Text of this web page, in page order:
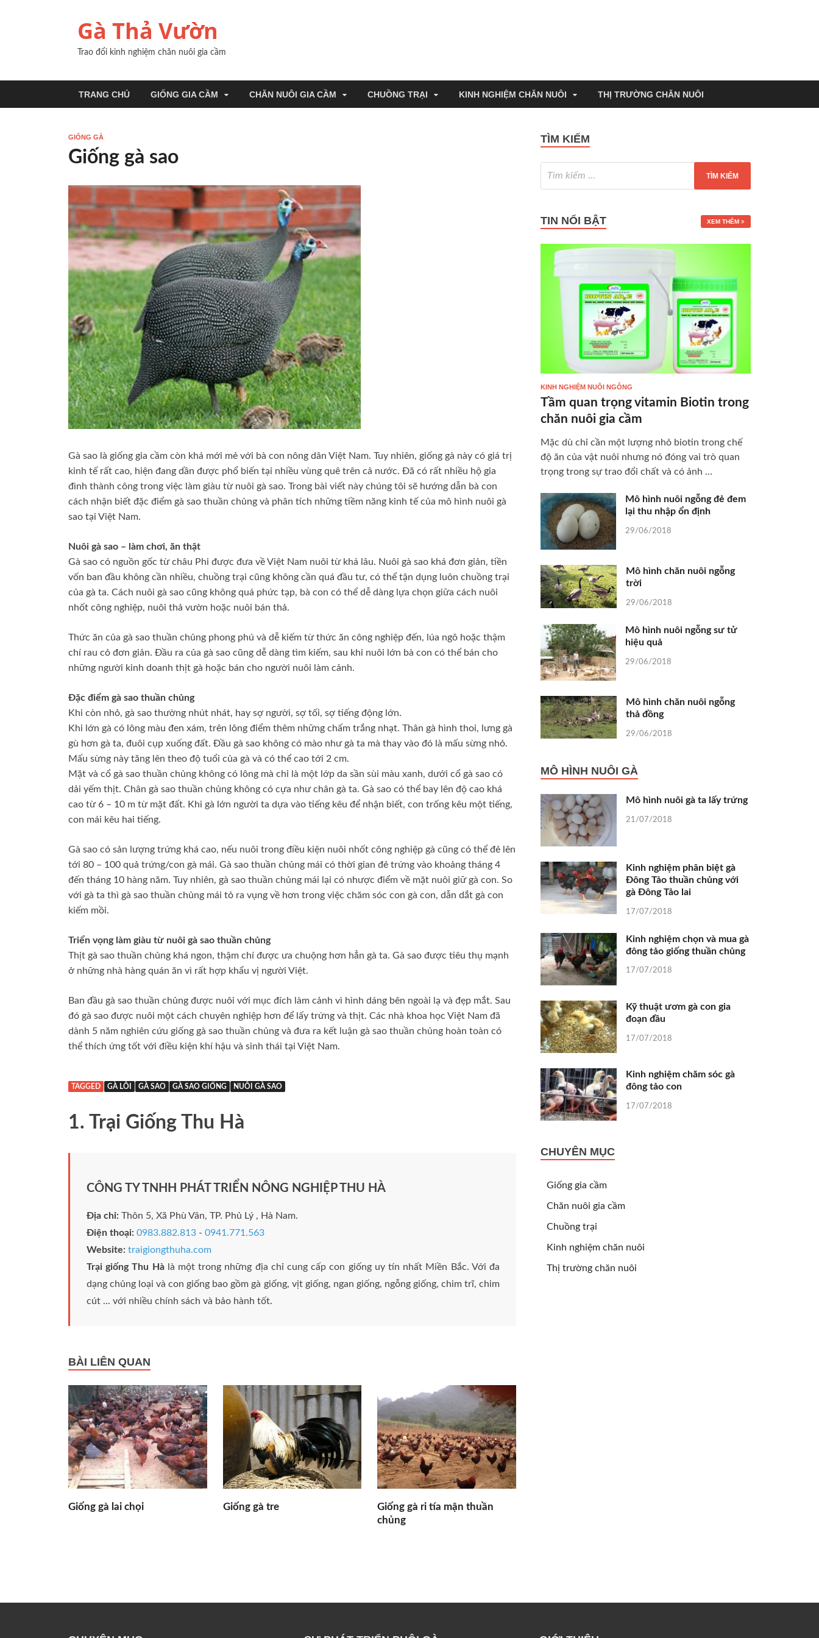
Gà Thả Vườn
Trao đổi kinh nghiệm chăn nuôi gia cầm
TRANG CHỦ GIỐNG GIA CẦM CHĂN NUÔI GIA CẦM CHUỒNG TRẠI KINH NGHIỆM CHĂN NUÔI THỊ TRƯỜNG CHĂN NUÔI
GIỐNG GÀ
Giống gà sao
Gà sao là giống gia cầm còn khá mới mẻ với bà con nông dân Việt Nam. Tuy nhiên, giống gà này có giá trị
kinh tế rất cao, hiện đang dần được phổ biến tại nhiều vùng quê trên cả nước. Đã có rất nhiều hộ gia
đình thành công trong việc làm giàu từ nuôi gà sao. Trong bài viết này chúng tôi sẽ hướng dẫn bà con
cách nhận biết đặc điểm gà sao thuần chủng và phân tích những tiềm năng kinh tế của mô hình nuôi gà
sao tại Việt Nam.
Nuôi gà sao – làm chơi, ăn thật
Gà sao có nguồn gốc từ châu Phi được đưa về Việt Nam nuôi từ khá lâu. Nuôi gà sao khá đơn giản, tiền
vốn ban đầu không cần nhiều, chuồng trại cũng không cần quá đầu tư, có thể tận dụng luôn chuồng trại
của gà ta. Cách nuôi gà sao cũng không quá phức tạp, bà con có thể dễ dàng lựa chọn giữa cách nuôi
nhốt công nghiệp, nuôi thả vườn hoặc nuôi bán thả.
Thức ăn của gà sao thuần chủng phong phú và dễ kiếm từ thức ăn công nghiệp đến, lúa ngô hoặc thậm
chí rau cỏ đơn giản. Đầu ra của gà sao cũng dễ dàng tìm kiếm, sau khi nuôi lớn bà con có thể bán cho
những người kinh doanh thịt gà hoặc bán cho người nuôi làm cảnh.
Đặc điểm gà sao thuần chủng
Khi còn nhỏ, gà sao thường nhút nhát, hay sợ người, sợ tối, sợ tiếng động lớn.
Khi lớn gà có lông màu đen xám, trên lông điểm thêm những chấm trắng nhạt. Thân gà hình thoi, lưng gà
gù hơn gà ta, đuôi cụp xuống đất. Đầu gà sao không có mào như gà ta mà thay vào đó là mấu sừng nhỏ.
Mấu sừng này tăng lên theo độ tuổi của gà và có thể cao tới 2 cm.
Mặt và cổ gà sao thuần chủng không có lông mà chỉ là một lớp da sần sùi màu xanh, dưới cổ gà sao có
dải yếm thịt. Chân gà sao thuần chủng không có cựa như chân gà ta. Gà sao có thể bay lên độ cao khá
cao từ 6 – 10 m từ mặt đất. Khi gà lớn người ta dựa vào tiếng kêu để nhận biết, con trống kêu một tiếng,
con mái kêu hai tiếng.
Gà sao có sản lượng trứng khá cao, nếu nuôi trong điều kiện nuôi nhốt công nghiệp gà cũng có thể đẻ lên
tới 80 – 100 quả trứng/con gà mái. Gà sao thuần chủng mái có thời gian đẻ trứng vào khoảng tháng 4
đến tháng 10 hàng năm. Tuy nhiên, gà sao thuần chủng mái lại có nhược điểm về mặt nuôi giữ gà con. So
với gà ta thì gà sao thuần chủng mái tỏ ra vụng về hơn trong việc chăm sóc con gà con, dẫn dắt gà con
kiếm mồi.
Triển vọng làm giàu từ nuôi gà sao thuần chủng
Thịt gà sao thuần chủng khá ngon, thậm chí được ưa chuộng hơn hẳn gà ta. Gà sao được tiêu thụ mạnh
ở những nhà hàng quán ăn vì rất hợp khẩu vị người Việt.
Ban đầu gà sao thuần chủng được nuôi với mục đích làm cảnh vì hình dáng bên ngoài lạ và đẹp mắt. Sau
đó gà sao được nuôi một cách chuyên nghiệp hơn để lấy trứng và thịt. Các nhà khoa học Việt Nam đã
dành 5 năm nghiên cứu giống gà sao thuần chủng và đưa ra kết luận gà sao thuần chủng hoàn toàn có
thể thích ứng tốt với điều kiện khí hậu và sinh thái tại Việt Nam.
TAGGED GÀ LÔI GÀ SAO GÀ SAO GIỐNG NUÔI GÀ SAO
1. Trại Giống Thu Hà
CÔNG TY TNHH PHÁT TRIỂN NÔNG NGHIỆP THU HÀ
Địa chỉ: Thôn 5, Xã Phù Vân, TP. Phủ Lý , Hà Nam.
Điện thoại: 0983.882.813 - 0941.771.563
Website: traigiongthuha.com
Trại giống Thu Hà là một trong những địa chỉ cung cấp con giống uy tín nhất Miền Bắc. Với đa
dạng chủng loại và con giống bao gồm gà giống, vịt giống, ngan giống, ngỗng giống, chim trĩ, chim
cút ... với nhiều chính sách và bảo hành tốt.
BÀI LIÊN QUAN
Giống gà lai chọi Giống gà tre
Giống gà ri tía mận thuần
chủng
TÌM KIẾM
TIN NỔI BẬT XEM THÊM
KINH NGHIỆM NUÔI NGỖNG
Tầm quan trọng vitamin Biotin trong
chăn nuôi gia cầm
Mặc dù chỉ cần một lượng nhỏ biotin trong chế
độ ăn của vật nuôi nhưng nó đóng vai trò quan
trọng trong sự trao đổi chất và có ảnh …
Mô hình nuôi ngỗng đẻ đem
lại thu nhập ổn định
29/06/2018
Mô hình chăn nuôi ngỗng
trời
29/06/2018
Mô hình nuôi ngỗng sư tử
hiệu quả
29/06/2018
Mô hình chăn nuôi ngỗng
thả đồng
29/06/2018
MÔ HÌNH NUÔI GÀ
Mô hình nuôi gà ta lấy trứng
21/07/2018
Kinh nghiệm phân biệt gà
Đông Tảo thuần chủng với
gà Đông Tảo lai
17/07/2018
Kinh nghiệm chọn và mua gà
đông tảo giống thuần chủng
17/07/2018
Kỹ thuật ươm gà con gia
đoạn đầu
17/07/2018
Kinh nghiệm chăm sóc gà
đông tảo con
17/07/2018
CHUYÊN MỤC
Giống gia cầm
Chăn nuôi gia cầm
Chuồng trại
Kinh nghiệm chăn nuôi
Thị trường chăn nuôi